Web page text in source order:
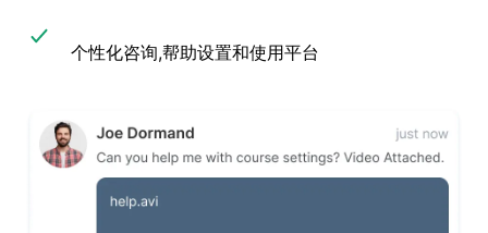
个性化咨询,帮助设置和使用平台